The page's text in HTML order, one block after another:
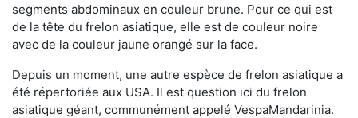
segments abdominaux en couleur brune. Pour ce qui est
de la tête du frelon asiatique, elle est de couleur noire
avec de la couleur jaune orangé sur la face.
Depuis un moment, une autre espèce de frelon asiatique a
été répertoriée aux USA. Il est question ici du frelon
asiatique géant, communément appelé VespaMandarinia.